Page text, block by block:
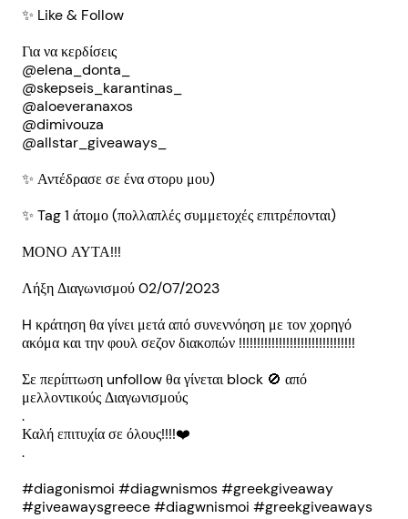
✨ Like & Follow
Για να κερδίσεις
@elena_donta_
@skepseis_karantinas_
@aloeveranaxos
@dimivouza
@allstar_giveaways_
✨ Αντέδρασε σε ένα στορυ μου)
✨ Tag 1 άτομο (πολλαπλές συμμετοχές επιτρέπονται)
ΜΟΝΟ ΑΥΤΑ!!!
Λήξη Διαγωνισμού 02/07/2023
H κράτηση θα γίνει μετά από συνεννόηση με τον χορηγό
ακόμα και την φουλ σεζον διακοπών !!!!!!!!!!!!!!!!!!!!!!!!!!!!!!!!
Σε περίπτωση unfollow θα γίνεται block 🚫 από
μελλοντικούς Διαγωνισμούς
.
Καλή επιτυχία σε όλους!!!!❤️
.
#diagonismoi #diagwnismos #greekgiveaway
#giveawaysgreece #diagwnismoi #greekgiveaways